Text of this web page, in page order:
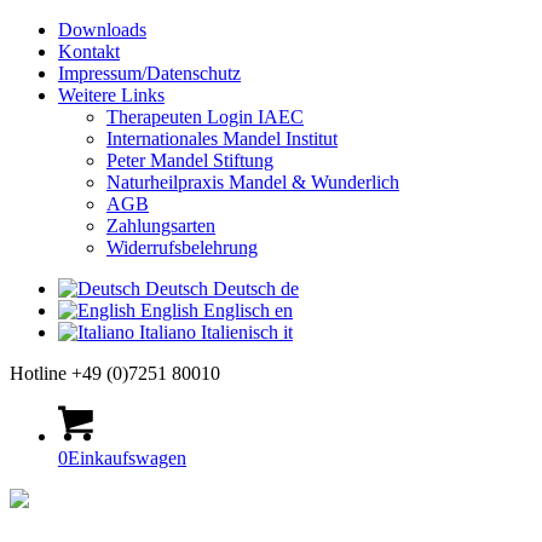
Downloads
Kontakt
Impressum/Datenschutz
Weitere Links
Therapeuten Login IAEC
Internationales Mandel Institut
Peter Mandel Stiftung
Naturheilpraxis Mandel & Wunderlich
AGB
Zahlungsarten
Widerrufsbelehrung
Deutsch Deutsch de
English Englisch en
Italiano Italienisch it
Hotline +49 (0)7251 80010
0Einkaufswagen